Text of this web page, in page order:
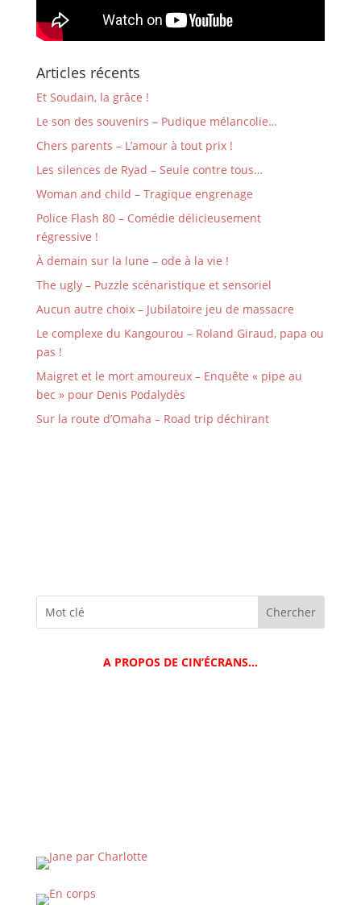
Articles récents
Et Soudain, la grâce !
Le son des souvenirs – Pudique mélancolie…
Chers parents – L’amour à tout prix !
Les silences de Ryad – Seule contre tous…
Woman and child – Tragique engrenage
Police Flash 80 – Comédie délicieusement
régressive !
À demain sur la lune – ode à la vie !
The ugly – Puzzle scénaristique et sensoriel
Aucun autre choix – Jubilatoire jeu de massacre
Le complexe du Kangourou – Roland Giraud, papa ou
pas !
Maigret et le mort amoureux – Enquête « pipe au
bec » pour Denis Podalydès
Sur la route d’Omaha – Road trip déchirant
A PROPOS DE CIN’ÉCRANS…